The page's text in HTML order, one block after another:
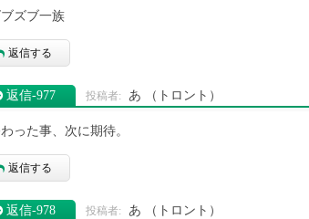
ズブ一族
返信する
返信‐977 あ （トロント）
った事、次に期待。
返信する
返信‐978 あ （トロント）